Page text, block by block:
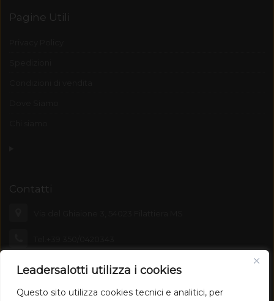
Leadersalotti utilizza i cookies
Questo sito utilizza cookies tecnici e analitici, per
Pagine Utili
Contatti
leadersalotti@emporiolunigiana.com